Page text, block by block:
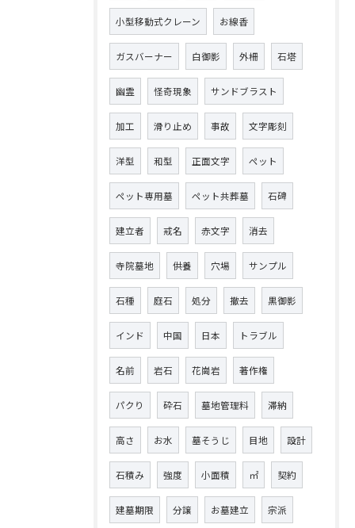
小型移動式クレーン お線香
ガスバーナー 白御影 外柵 石塔
幽霊 怪奇現象 サンドブラスト
加工 滑り止め 事故 文字彫刻
洋型 和型 正面文字 ペット
ペット専用墓 ペット共葬墓 石碑
建立者 戒名 赤文字 消去
寺院墓地 供養 穴場 サンプル
石種 庭石 処分 撤去 黒御影
インド 中国 日本 トラブル
名前 岩石 花崗岩 著作権
パクり 砕石 墓地管理料 滞納
高さ お水 墓そうじ 目地 設計
石積み 強度 小面積 ㎡ 契約
建墓期限 分譲 お墓建立 宗派